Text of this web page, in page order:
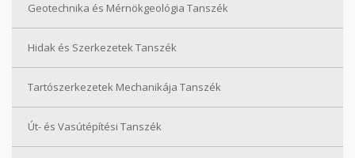
Geotechnika és Mérnökgeológia Tanszék
Hidak és Szerkezetek Tanszék
Tartószerkezetek Mechanikája Tanszék
Út- és Vasútépítési Tanszék